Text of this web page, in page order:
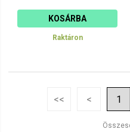
KOSÁRBA
Raktáron
<< < 1